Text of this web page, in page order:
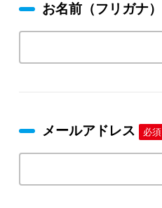
お名前（フリガナ）
メールアドレス 必須